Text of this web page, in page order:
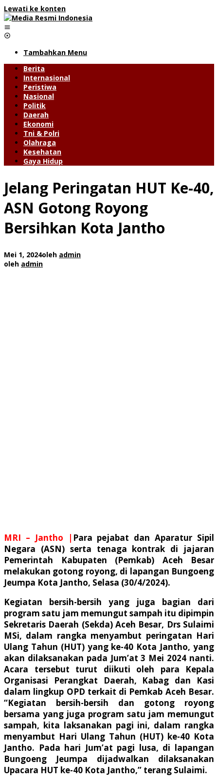
Lewati ke konten
Tambahkan Menu
Berita
Internasional
Peristiwa
Nasional
Politik
Daerah
Ekonomi
Tni & Polri
Olahraga
Kesehatan
Gaya Hidup
Jelang Peringatan HUT Ke-40,
ASN Gotong Royong
Bersihkan Kota Jantho
Mei 1, 2024oleh admin
oleh admin
MRI – Jantho | Para pejabat dan Aparatur Sipil
Negara (ASN) serta tenaga kontrak di jajaran
Pemerintah Kabupaten (Pemkab) Aceh Besar
melakukan gotong royong, di lapangan Bungoeng
Jeumpa Kota Jantho, Selasa (30/4/2024).
Kegiatan bersih-bersih yang juga bagian dari
program satu jam memungut sampah itu dipimpin
Sekretaris Daerah (Sekda) Aceh Besar, Drs Sulaimi
MSi, dalam rangka menyambut peringatan Hari
Ulang Tahun (HUT) yang ke-40 Kota Jantho, yang
akan dilaksanakan pada Jum’at 3 Mei 2024 nanti.
Acara tersebut turut diikuti oleh para Kepala
Organisasi Perangkat Daerah, Kabag dan Kasi
dalam lingkup OPD terkait di Pemkab Aceh Besar.
“Kegiatan bersih-bersih dan gotong royong
bersama yang juga program satu jam memungut
sampah, kita laksanakan pagi ini, dalam rangka
menyambut Hari Ulang Tahun (HUT) ke-40 Kota
Jantho. Pada hari Jum’at pagi lusa, di lapangan
Bungoeng Jeumpa dijadwalkan dilaksanakan
Upacara HUT ke-40 Kota Jantho,” terang Sulaimi.